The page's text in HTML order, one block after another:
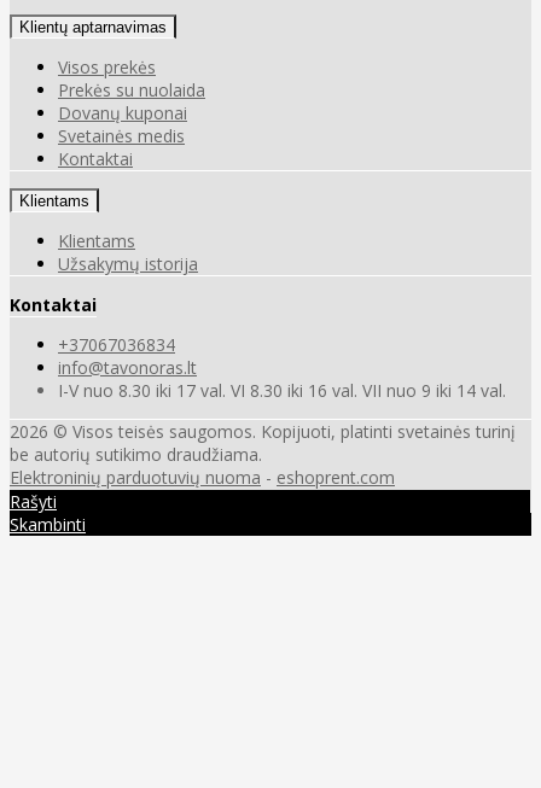
Klientų aptarnavimas
Visos prekės
Prekės su nuolaida
Dovanų kuponai
Svetainės medis
Kontaktai
Klientams
Klientams
Užsakymų istorija
Kontaktai
+37067036834
info@tavonoras.lt
I-V nuo 8.30 iki 17 val. VI 8.30 iki 16 val. VII nuo 9 iki 14 val.
2026 © Visos teisės saugomos. Kopijuoti, platinti svetainės turinį
be autorių sutikimo draudžiama.
Elektroninių parduotuvių nuoma - eshoprent.com
Rašyti
Skambinti